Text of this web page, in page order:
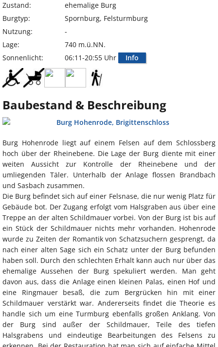
Zustand:
ehemalige Burg
Burgtyp:
Spornburg, Felsturmburg
Nutzung:
-
Lage:
740 m.ü.NN.
Sonnenlicht:
06:11-20:55 Uhr Info
Baubestand & Beschreibung
Burg Hohenrode liegt auf einem Felsen auf dem Schlossberg
hoch über der Rheinebene. Die Lage der Burg diente mit einer
weiten Aussicht zur Kontrolle der Rheinebene und der
umliegenden Täler. Unterhalb der Anlage flossen Brandbach
und Sasbach zusammen.
Die Burg befindet sich auf einer Felsnase, die nur wenig Platz für
Gebäude bot. Der Zugang erfolgt vom Halsgraben aus über eine
Treppe an der alten Schildmauer vorbei. Von der Burg ist bis auf
ein Stück der Schildmauer nichts mehr vorhanden. Hohenrode
wurde zu Zeiten der Romantik von Schatzsuchern gesprengt, da
nach einer alten Sage sich ein Schatz unter der Burg befunden
haben soll. Durch den schlechten Erhalt kann auch nur über das
ehemalige Aussehen der Burg spekuliert werden. Man geht
davon aus, dass die Anlage einen kleinen Palas, einen Hof und
eine Ringmauer besaß, die zum Bergrücken hin mit einer
Schildmauer verstärkt war. Andererseits findet die Theorie es
handle sich um eine Turmburg ebenfalls großen Anklang. Von
der Burg sind außer der Schildmauer, Teile des tiefen
Halsgrabens und eindeutige Bearbeitungen des Felsens zu